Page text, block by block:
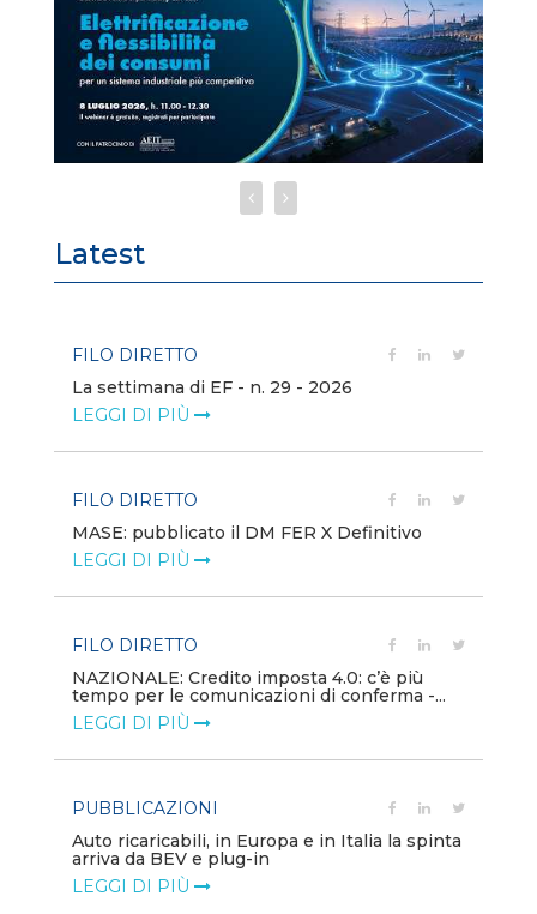
Latest
FILO DIRETTO
La settimana di EF - n. 29 - 2026
LEGGI DI PIÙ
FILO DIRETTO
MASE: pubblicato il DM FER X Definitivo
LEGGI DI PIÙ
FILO DIRETTO
NAZIONALE: Credito imposta 4.0: c’è più
tempo per le comunicazioni di conferma -...
LEGGI DI PIÙ
PUBBLICAZIONI
Auto ricaricabili, in Europa e in Italia la spinta
arriva da BEV e plug-in
LEGGI DI PIÙ